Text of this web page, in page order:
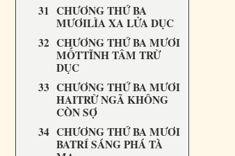
CHƯƠNG THỨ BA
MƯƠILÌA XA LỬA DỤC
CHƯƠNG THỨ BA MƯƠI
MỐTTĨNH TÂM TRỪ
DỤC
CHƯƠNG THỨ BA MƯƠI
HAITRỪ NGÃ KHÔNG
CÒN SỢ
CHƯƠNG THỨ BA MƯƠI
BATRÍ SÁNG PHÁ TÀ